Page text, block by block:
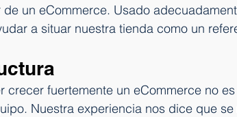
un eCommerce. Usado
a situar nuestra tienda como un
crecer fuertemente un eCommerce no
Nuestra experiencia nos dice que